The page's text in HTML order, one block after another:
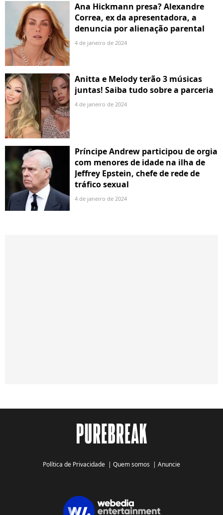
Ana Hickmann presa? Alexandre
Correa, ex da apresentadora, a
denuncia por alienação parental
4 de janeiro de 2024
Anitta e Melody terão 3 músicas
juntas! Saiba tudo sobre a parceria
4 de janeiro de 2024
Príncipe Andrew participou de orgia
com menores de idade na ilha de
Jeffrey Epstein, chefe de rede de
tráfico sexual
4 de janeiro de 2024
Política de Privacidade | Quem somos | Anuncie